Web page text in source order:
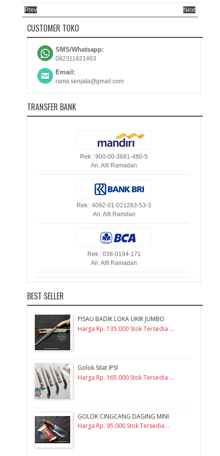
Prev Next
CUSTOMER TOKO
SMS/Whatsapp:
082311821463
Email:
rama.senjata@gmail.com
TRANSFER BANK
Rek : 900-00-3681-480-5
An. Alfi Ramadan
Rek : 4092-01-021283-53-3
An. Alfi Ramdan
Rek : 038-0194-171
An. Alfi Ramadan
BEST SELLER
PISAU BADIK LOKA UKIR JUMBO
Harga Rp. 135.000 Stok Tersedia ...
Golok Silat IPSI
Harga Rp. 165.000 Stok Tersedia ...
GOLOK CINGCANG DAGING MINI
Harga Rp. 95.000 Stok Tersedia ...